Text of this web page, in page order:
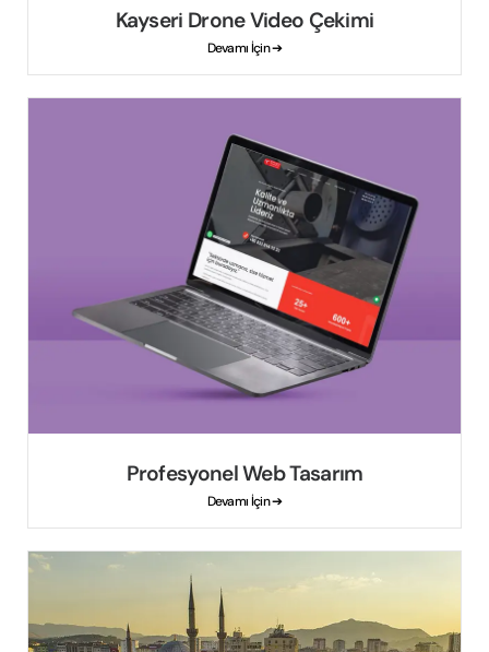
Kayseri Drone Video Çekimi
Devamı İçin ➔
Profesyonel Web Tasarım
Devamı İçin ➔